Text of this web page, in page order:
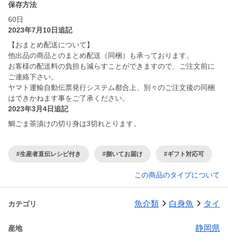
保存方法
60日
2023年7月10日追記
【おまとめ配送について】
他出品の商品とのまとめ配送（同梱）も承っております。
お客様の配送料の負担も減らすことができますので、ご注文前に
ご連絡下さい。
ヤマト運輸自動伝票発行システム都合上、別々のご注文後の同梱
はできかねます事をご了承ください。
2023年3月4日追記
鯛ごま茶漬けの切り身は3切れとります。
#生産者直伝レシピ付き #捌いてお届け #ギフト対応可
この商品のタイプについて
カテゴリ 魚介類 白身魚 タイ
産地 静岡県